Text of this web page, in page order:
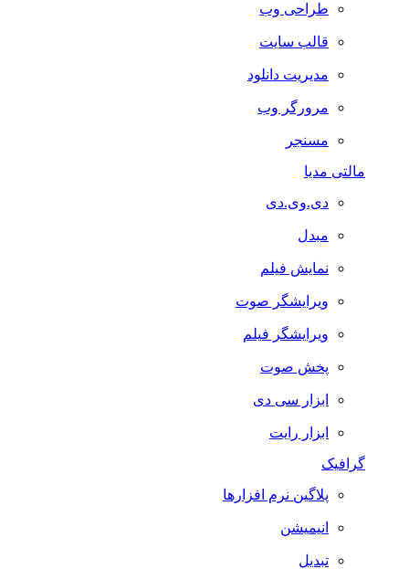
طراحی وب
قالب سایت
مدیریت دانلود
مرورگر وب
مسنجر
مالتی مدیا
دی.وی.دی
مبدل
نمایش فیلم
ویرایشگر صوت
ویرایشگر فیلم
پخش صوت
ابزار سی دی
ابزار رایت
گرافیک
پلاگین نرم افزارها
انیمیشن
تبدیل